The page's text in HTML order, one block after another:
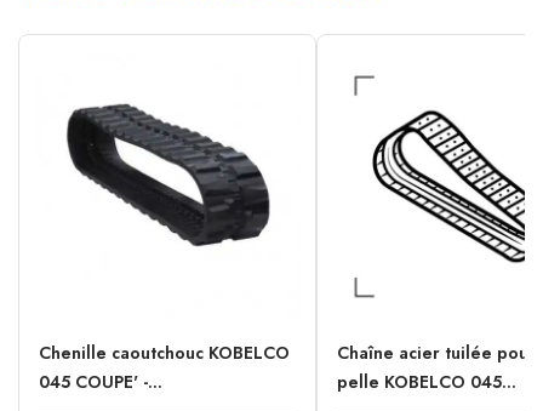
Chenille caoutchouc KOBELCO
045 COUPE' -...
Chaîne acier tuilée pour
pelle KOBELCO 045...